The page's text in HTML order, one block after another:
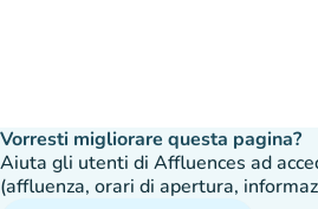
Vorresti migliorare questa pagina?
Aiuta gli utenti di Affluences ad
(affluenza, orari di apertura,